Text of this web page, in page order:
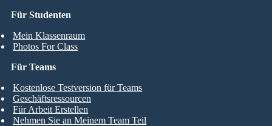
Für Studenten
Mein Klassenraum
Photos For Class
Für Teams
Kostenlose Testversion für Teams
Geschäftsressourcen
Für Arbeit Erstellen
Nehmen Sie an Meinem Team Teil